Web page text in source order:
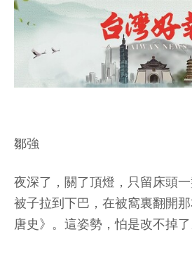
鄒強
夜深了，關了頂燈，只留床頭
被子拉到下巴，在被窩裏翻開
唐史》。這姿勢，怕是改不掉了